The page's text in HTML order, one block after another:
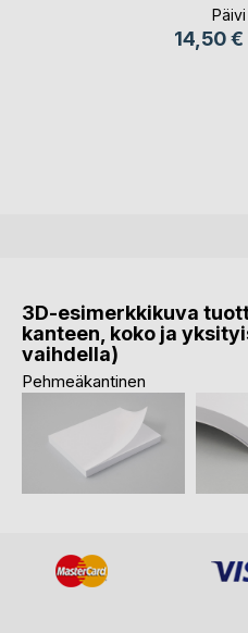
14,50 €
3D-esimerkkikuva
kanteen, koko ja
vaihdella)
Pehmeäkantinen